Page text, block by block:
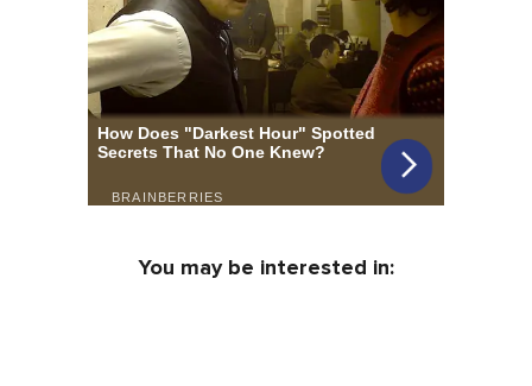
You may be interested in: